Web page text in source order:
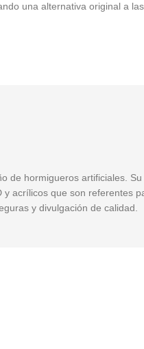
una alternativa original a
de hormigueros artificiales.
acrílicos que son referentes
y divulgación de calidad.